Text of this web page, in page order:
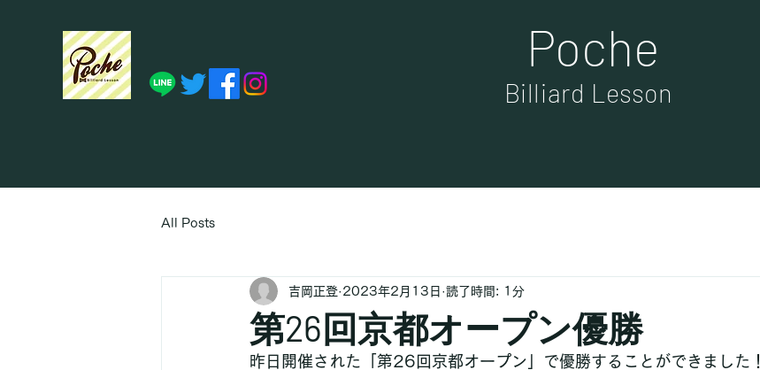
Poche
Billiard Lesson
All Posts
第26回京都オープン優勝
吉岡正登 2023年2月13日 読了時間: 1分
昨日開催された「第26回京都オープン」で優勝することができました！